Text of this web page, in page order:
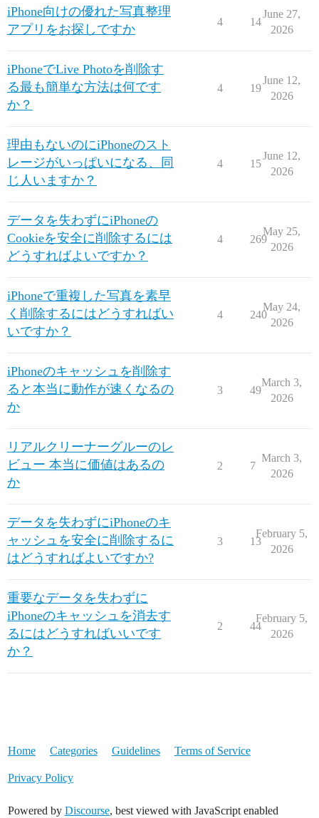
iPhone向けの優れた写真整理
アプリをお探しですか
4 14
June 27,
2026
iPhoneでLive Photoを削除す
る最も簡単な方法は何です
か？
4 19
June 12,
2026
理由もないのにiPhoneのスト
レージがいっぱいになる、同
じ人いますか？
4 15
June 12,
2026
データを失わずにiPhoneの
Cookieを安全に削除するには
どうすればよいですか？
4 269
May 25,
2026
iPhoneで重複した写真を素早
く削除するにはどうすればい
いですか？
4 240
May 24,
2026
iPhoneのキャッシュを削除す
ると本当に動作が速くなるの
か
3 49
March 3,
2026
リアルクリーナーグルーのレ
ビュー 本当に価値はあるの
か
2 7
March 3,
2026
データを失わずにiPhoneのキ
ャッシュを安全に削除するに
はどうすればよいですか?
3 13
February 5,
2026
重要なデータを失わずに
iPhoneのキャッシュを消去す
るにはどうすればいいです
か？
2 44
February 5,
2026
Home Categories Guidelines Terms of Service
Privacy Policy
Powered by Discourse, best viewed with JavaScript enabled